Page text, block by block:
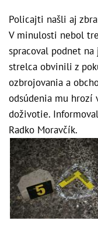
Policajti našli aj
V minulosti nebol
spracoval podnet
strelca obvinili z
ozbrojovania a
odsúdenia mu hrozí
doživotie.
Radko Moravčík.